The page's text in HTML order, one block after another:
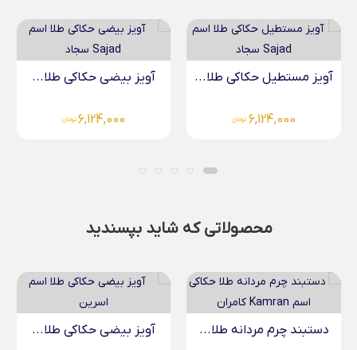
آویز بیضی حکاکی طلا...
6,124,000 تومان
آویز بیضی حکاکی طلا...
محصولاتی که شاید بپسندید
آویز بیضی حکاکی طلا... دستبند چرم مردانه طلا...